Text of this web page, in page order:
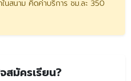
นสนาม คิดค่าบริการ ชม.ละ 350
สมัครเรียน?